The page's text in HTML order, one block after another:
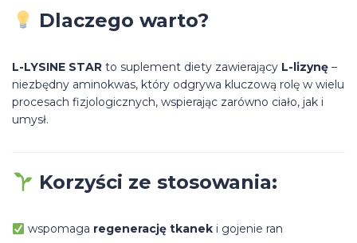
Dlaczego warto?
L-LYSINE STAR to suplement diety zawierający L-lizynę –
niezbędny aminokwas, który odgrywa kluczową rolę w wielu
procesach fizjologicznych, wspierając zarówno ciało, jak i
umysł.
Korzyści ze stosowania:
wspomaga regenerację tkaneki gojenie ran